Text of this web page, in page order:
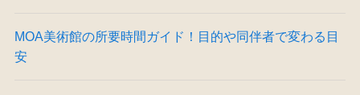
MOA美術館の所要時間ガイド！目的や同伴者で変わる目
安